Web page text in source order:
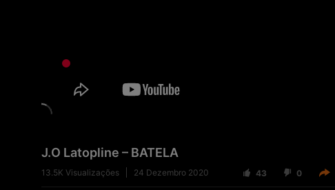
J.O Latopline – BATELA
13.5K Visualizações 24 Dezembro 2020 43 0